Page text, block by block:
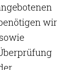
wir